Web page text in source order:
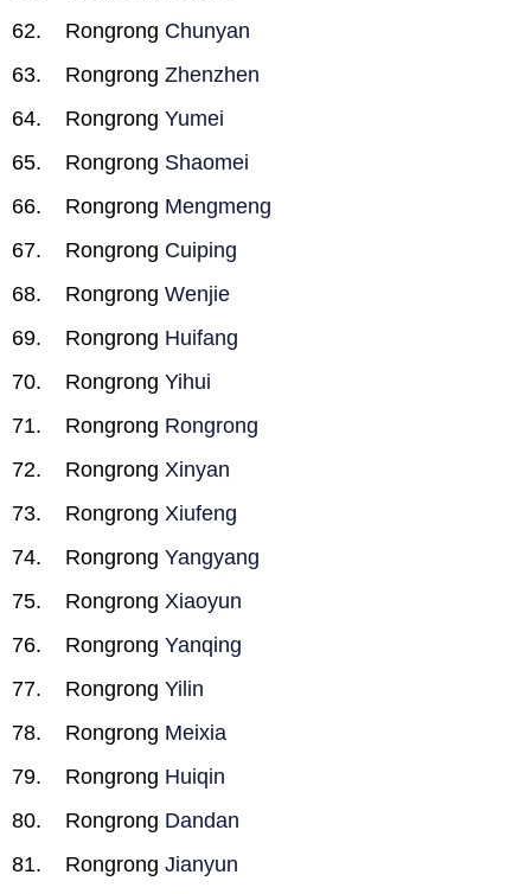
Rongrong Chunyan
Rongrong Zhenzhen
Rongrong Yumei
Rongrong Shaomei
Rongrong Mengmeng
Rongrong Cuiping
Rongrong Wenjie
Rongrong Huifang
Rongrong Yihui
Rongrong Rongrong
Rongrong Xinyan
Rongrong Xiufeng
Rongrong Yangyang
Rongrong Xiaoyun
Rongrong Yanqing
Rongrong Yilin
Rongrong Meixia
Rongrong Huiqin
Rongrong Dandan
Rongrong Jianyun